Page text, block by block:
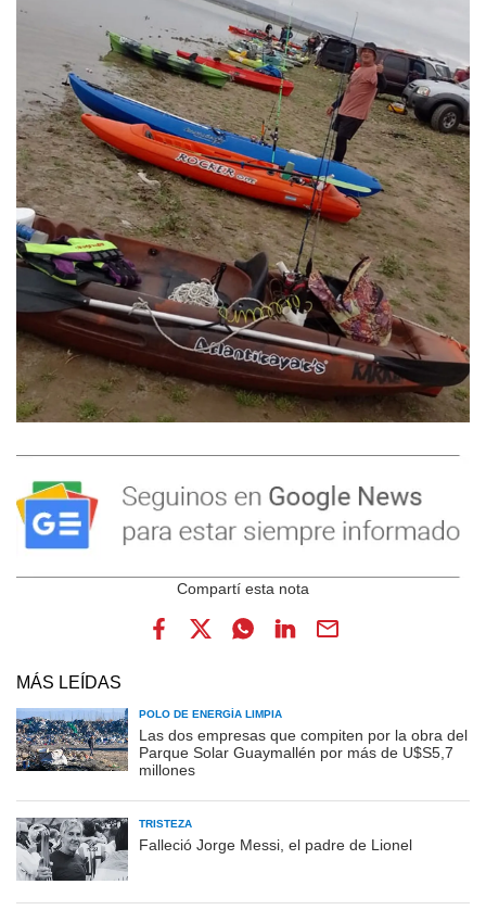
MÁS LEÍDAS
POLO DE ENERGÍA LIMPIA
Las dos empresas que compiten por la obra del
Parque Solar Guaymallén por más de U$S5,7
millones
TRISTEZA
Falleció Jorge Messi, el padre de Lionel